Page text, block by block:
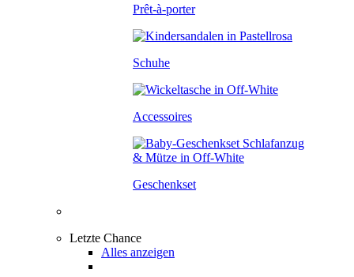
Prêt-à-porter
Schuhe
Accessoires
Geschenkset
Letzte Chance
Alles anzeigen